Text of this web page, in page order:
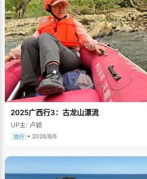
2025广西行3：古龙山漂流
UP主: 卢颖
旅行 • 2026/8/6